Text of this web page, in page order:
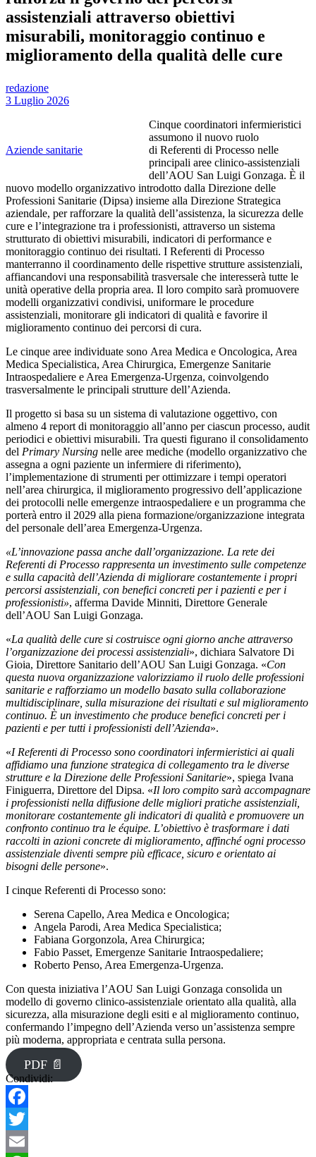
assistenziali attraverso obiettivi
misurabili, monitoraggio continuo e
miglioramento della qualità delle cure
redazione
3 Luglio 2026
Aziende sanitarie
Cinque coordinatori infermieristici
assumono il nuovo ruolo
di Referenti di Processo nelle
principali aree clinico-assistenziali
dell’AOU San Luigi Gonzaga. È il
nuovo modello organizzativo introdotto dalla Direzione delle
Professioni Sanitarie (Dipsa) insieme alla Direzione Strategica
aziendale, per rafforzare la qualità dell’assistenza, la sicurezza delle
cure e l’integrazione tra i professionisti, attraverso un sistema
strutturato di obiettivi misurabili, indicatori di performance e
monitoraggio continuo dei risultati. I Referenti di Processo
manterranno il coordinamento delle rispettive strutture assistenziali,
affiancandovi una responsabilità trasversale che interesserà tutte le
unità operative della propria area. Il loro compito sarà promuovere
modelli organizzativi condivisi, uniformare le procedure
assistenziali, monitorare gli indicatori di qualità e favorire il
miglioramento continuo dei percorsi di cura.
Le cinque aree individuate sono Area Medica e Oncologica, Area
Medica Specialistica, Area Chirurgica, Emergenze Sanitarie
Intraospedaliere e Area Emergenza-Urgenza, coinvolgendo
trasversalmente le principali strutture dell’Azienda.
Il progetto si basa su un sistema di valutazione oggettivo, con
almeno 4 report di monitoraggio all’anno per ciascun processo, audit
periodici e obiettivi misurabili. Tra questi figurano il consolidamento
del Primary Nursing nelle aree mediche (modello organizzativo che
assegna a ogni paziente un infermiere di riferimento),
l’implementazione di strumenti per ottimizzare i tempi operatori
nell’area chirurgica, il miglioramento progressivo dell’applicazione
dei protocolli nelle emergenze intraospedaliere e un programma che
porterà entro il 2029 alla piena formazione/organizzazione integrata
del personale dell’area Emergenza-Urgenza.
«L’innovazione passa anche dall’organizzazione. La rete dei
Referenti di Processo rappresenta un investimento sulle competenze
e sulla capacità dell’Azienda di migliorare costantemente i propri
percorsi assistenziali, con benefici concreti per i pazienti e per i
professionisti», afferma Davide Minniti, Direttore Generale
dell’AOU San Luigi Gonzaga.
«La qualità delle cure si costruisce ogni giorno anche attraverso
l’organizzazione dei processi assistenziali», dichiara Salvatore Di
Gioia, Direttore Sanitario dell’AOU San Luigi Gonzaga. «Con
questa nuova organizzazione valorizziamo il ruolo delle professioni
sanitarie e rafforziamo un modello basato sulla collaborazione
multidisciplinare, sulla misurazione dei risultati e sul miglioramento
continuo. È un investimento che produce benefici concreti per i
pazienti e per tutti i professionisti dell’Azienda».
«I Referenti di Processo sono coordinatori infermieristici ai quali
affidiamo una funzione strategica di collegamento tra le diverse
strutture e la Direzione delle Professioni Sanitarie», spiega Ivana
Finiguerra, Direttore del Dipsa. «Il loro compito sarà accompagnare
i professionisti nella diffusione delle migliori pratiche assistenziali,
monitorare costantemente gli indicatori di qualità e promuovere un
confronto continuo tra le équipe. L’obiettivo è trasformare i dati
raccolti in azioni concrete di miglioramento, affinché ogni processo
assistenziale diventi sempre più efficace, sicuro e orientato ai
bisogni delle persone».
I cinque Referenti di Processo sono:
Serena Capello, Area Medica e Oncologica;
Angela Parodi, Area Medica Specialistica;
Fabiana Gorgonzola, Area Chirurgica;
Fabio Passet, Emergenze Sanitarie Intraospedaliere;
Roberto Penso, Area Emergenza-Urgenza.
Con questa iniziativa l’AOU San Luigi Gonzaga consolida un
modello di governo clinico-assistenziale orientato alla qualità, alla
sicurezza, alla misurazione degli esiti e al miglioramento continuo,
confermando l’impegno dell’Azienda verso un’assistenza sempre
più moderna, appropriata e centrata sulla persona.
PDF 📄
Condividi:
Facebook
Twitter